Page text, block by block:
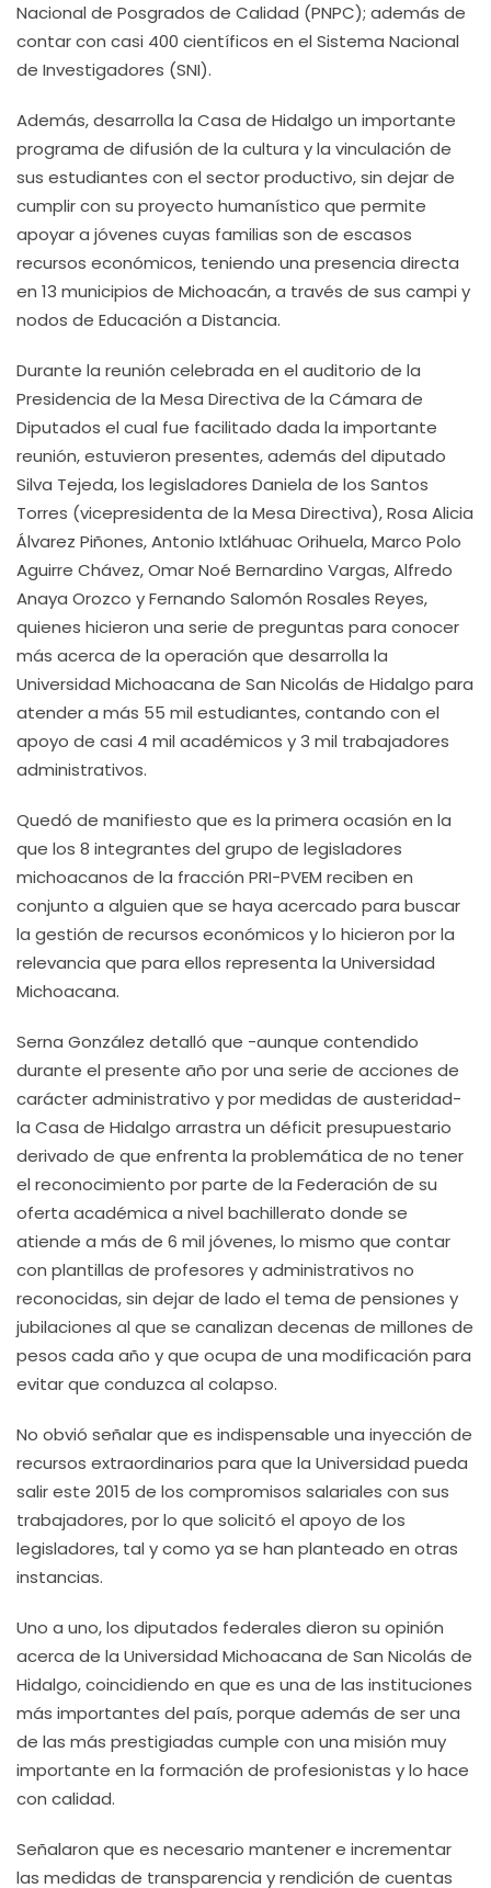
Nacional de Posgrados de Calidad (PNPC); además de
contar con casi 400 científicos en el Sistema Nacional
de Investigadores (SNI).
Además, desarrolla la Casa de Hidalgo un importante
programa de difusión de la cultura y la vinculación de
sus estudiantes con el sector productivo, sin dejar de
cumplir con su proyecto humanístico que permite
apoyar a jóvenes cuyas familias son de escasos
recursos económicos, teniendo una presencia directa
en 13 municipios de Michoacán, a través de sus campi y
nodos de Educación a Distancia.
Durante la reunión celebrada en el auditorio de la
Presidencia de la Mesa Directiva de la Cámara de
Diputados el cual fue facilitado dada la importante
reunión, estuvieron presentes, además del diputado
Silva Tejeda, los legisladores Daniela de los Santos
Torres (vicepresidenta de la Mesa Directiva), Rosa Alicia
Álvarez Piñones, Antonio Ixtláhuac Orihuela, Marco Polo
Aguirre Chávez, Omar Noé Bernardino Vargas, Alfredo
Anaya Orozco y Fernando Salomón Rosales Reyes,
quienes hicieron una serie de preguntas para conocer
más acerca de la operación que desarrolla la
Universidad Michoacana de San Nicolás de Hidalgo para
atender a más 55 mil estudiantes, contando con el
apoyo de casi 4 mil académicos y 3 mil trabajadores
administrativos.
Quedó de manifiesto que es la primera ocasión en la
que los 8 integrantes del grupo de legisladores
michoacanos de la fracción PRI-PVEM reciben en
conjunto a alguien que se haya acercado para buscar
la gestión de recursos económicos y lo hicieron por la
relevancia que para ellos representa la Universidad
Michoacana.
Serna González detalló que -aunque contendido
durante el presente año por una serie de acciones de
carácter administrativo y por medidas de austeridad-
la Casa de Hidalgo arrastra un déficit presupuestario
derivado de que enfrenta la problemática de no tener
el reconocimiento por parte de la Federación de su
oferta académica a nivel bachillerato donde se
atiende a más de 6 mil jóvenes, lo mismo que contar
con plantillas de profesores y administrativos no
reconocidas, sin dejar de lado el tema de pensiones y
jubilaciones al que se canalizan decenas de millones de
pesos cada año y que ocupa de una modificación para
evitar que conduzca al colapso.
No obvió señalar que es indispensable una inyección de
recursos extraordinarios para que la Universidad pueda
salir este 2015 de los compromisos salariales con sus
trabajadores, por lo que solicitó el apoyo de los
legisladores, tal y como ya se han planteado en otras
instancias.
Uno a uno, los diputados federales dieron su opinión
acerca de la Universidad Michoacana de San Nicolás de
Hidalgo, coincidiendo en que es una de las instituciones
más importantes del país, porque además de ser una
de las más prestigiadas cumple con una misión muy
importante en la formación de profesionistas y lo hace
con calidad.
Señalaron que es necesario mantener e incrementar
las medidas de transparencia y rendición de cuentas